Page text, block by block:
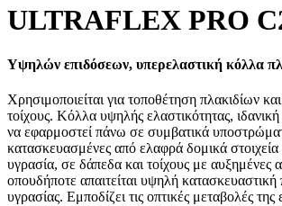
ULTRAFLEX PRO
Υψηλών επιδόσεων, υπερελαστική κόλλα
Χρησιμοποιείται για τοποθέτηση πλακιδίων
τοίχους. Κόλλα υψηλής ελαστικότητας,
να εφαρμοστεί πάνω σε συμβατικά
κατασκευασμένες από ελαφρά δομικά
υγρασία, σε δάπεδα και τοίχους με
οπουδήποτε απαιτείται υψηλή
υγρασίας. Εμποδίζει τις οπτικές μεταβολές